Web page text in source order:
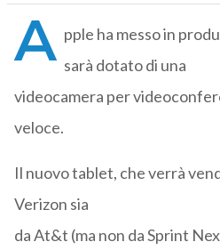
A pple ha messo in
sarà dotato di una
videocamera per
veloce.
Il nuovo tablet, che verrà
Verizon sia
da At&t (ma non da Sprint